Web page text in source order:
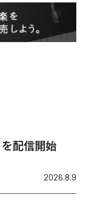
を配信開始
2026.8.9